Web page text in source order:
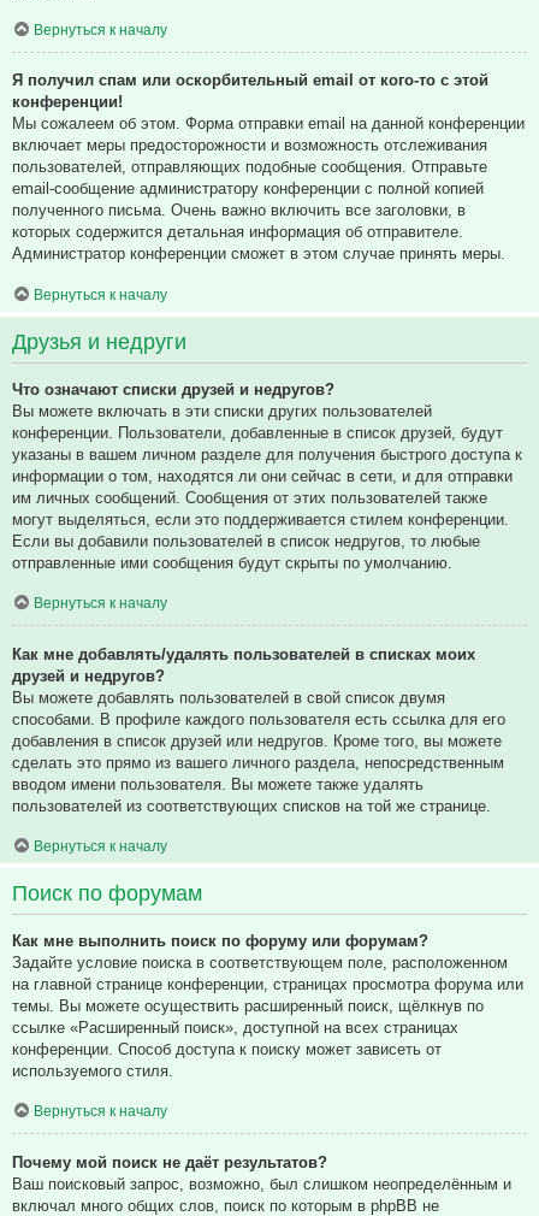
Вернуться к началу
Я получил спам или оскорбительный email от кого-то с этой
конференции!
Мы сожалеем об этом. Форма отправки email на данной конференции
включает меры предосторожности и возможность отслеживания
пользователей, отправляющих подобные сообщения. Отправьте
email-сообщение администратору конференции с полной копией
полученного письма. Очень важно включить все заголовки, в
которых содержится детальная информация об отправителе.
Администратор конференции сможет в этом случае принять меры.
Вернуться к началу
Друзья и недруги
Что означают списки друзей и недругов?
Вы можете включать в эти списки других пользователей
конференции. Пользователи, добавленные в список друзей, будут
указаны в вашем личном разделе для получения быстрого доступа к
информации о том, находятся ли они сейчас в сети, и для отправки
им личных сообщений. Сообщения от этих пользователей также
могут выделяться, если это поддерживается стилем конференции.
Если вы добавили пользователей в список недругов, то любые
отправленные ими сообщения будут скрыты по умолчанию.
Вернуться к началу
Как мне добавлять/удалять пользователей в списках моих
друзей и недругов?
Вы можете добавлять пользователей в свой список двумя
способами. В профиле каждого пользователя есть ссылка для его
добавления в список друзей или недругов. Кроме того, вы можете
сделать это прямо из вашего личного раздела, непосредственным
вводом имени пользователя. Вы можете также удалять
пользователей из соответствующих списков на той же странице.
Вернуться к началу
Поиск по форумам
Как мне выполнить поиск по форуму или форумам?
Задайте условие поиска в соответствующем поле, расположенном
на главной странице конференции, страницах просмотра форума или
темы. Вы можете осуществить расширенный поиск, щёлкнув по
ссылке «Расширенный поиск», доступной на всех страницах
конференции. Способ доступа к поиску может зависеть от
используемого стиля.
Вернуться к началу
Почему мой поиск не даёт результатов?
Ваш поисковый запрос, возможно, был слишком неопределённым и
включал много общих слов, поиск по которым в phpBB не